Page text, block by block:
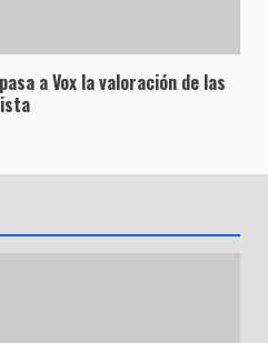
a Vox la valoración de las